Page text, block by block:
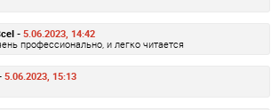
- 5.06.2023, 14:42
профессионально, и легко читается
5.06.2023, 15:13